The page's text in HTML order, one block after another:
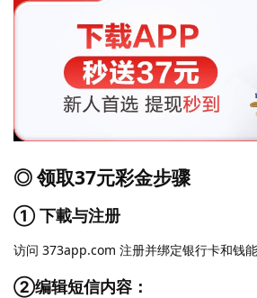
◎ 领取37元彩金步骤
① 下載与注册
访问 373app.com 注册并绑定银行卡和钱
②编辑短信内容：